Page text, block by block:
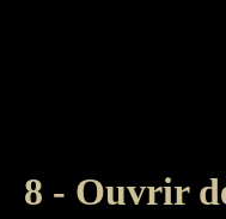
8 - Ouvrir